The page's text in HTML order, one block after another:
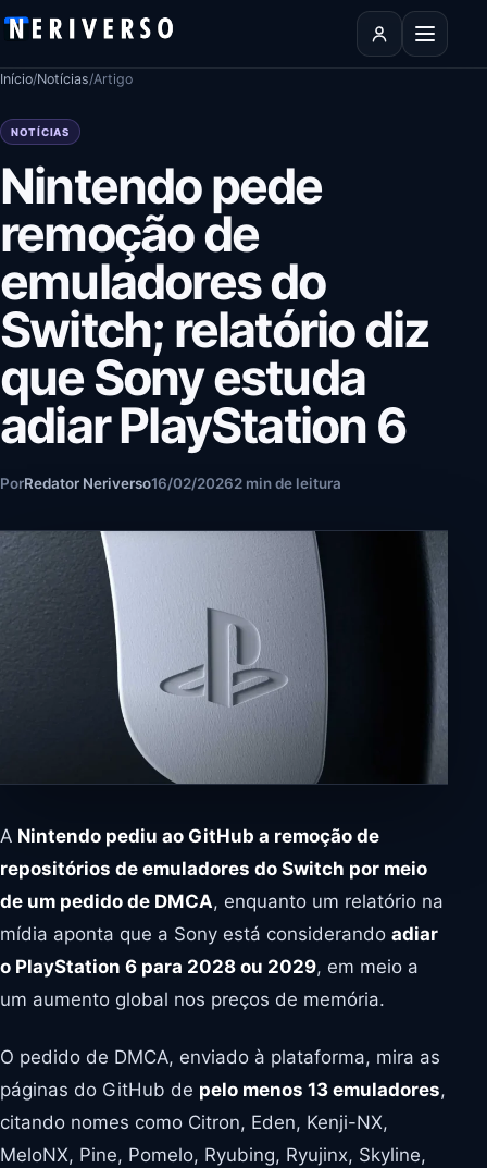
Pular para o conteúdo
Abrir
Início/Notícias/Artigo
NOTÍCIAS
Nintendo pede
remoção de
emuladores do
Switch; relatório diz
que Sony estuda
adiar PlayStation 6
PorRedator Neriverso16/02/20262 min de leitura
A Nintendo pediu ao GitHub a remoção de
repositórios de emuladores do Switch por meio
de um pedido de DMCA, enquanto um relatório na
mídia aponta que a Sony está considerando adiar
o PlayStation 6 para 2028 ou 2029, em meio a
um aumento global nos preços de memória.
O pedido de DMCA, enviado à plataforma, mira as
páginas do GitHub de pelo menos 13 emuladores,
citando nomes como Citron, Eden, Kenji-NX,
MeloNX, Pine, Pomelo, Ryubing, Ryujinx, Skyline,